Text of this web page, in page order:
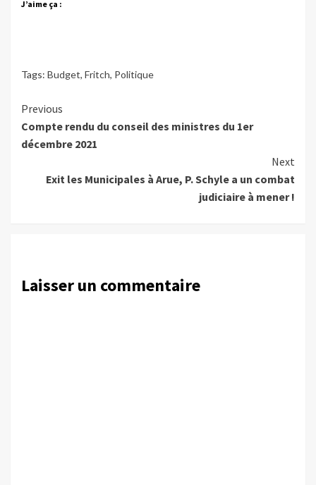
J’aime ça :
Tags: Budget, Fritch, Politique
Continue
Reading
Previous
Compte rendu du conseil des ministres du 1er
décembre 2021
Next
Exit les Municipales à Arue, P. Schyle a un combat
judiciaire à mener !
Laisser un commentaire